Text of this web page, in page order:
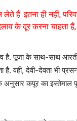
हैं. इतना ही नहीं,
के दूर करना चाहता
है. पूजा के साथ-साथ
वहीं, देवी-देवता भी
अनुसार कपूर का